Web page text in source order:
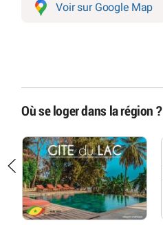
Voir sur Google Map
Où se loger dans la région ?